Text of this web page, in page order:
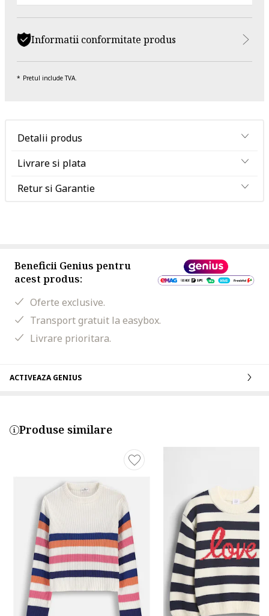
Informatii conformitate produs
Pretul include TVA.
Detalii produs
Livrare si plata
Retur si Garantie
Beneficii Genius pentru
acest produs:
Oferte exclusive.
Transport gratuit la easybox.
Livrare prioritara.
ACTIVEAZA GENIUS
Produse similare